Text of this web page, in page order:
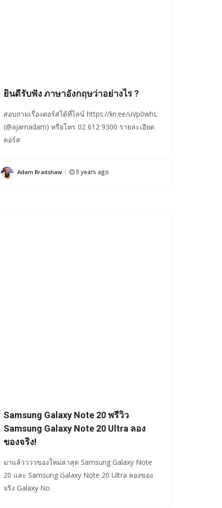
ยินดีรับฟัง ภาษาอังกฤษว่าอย่างไร ?
สอบถามเรื่องคอร์สได้ที่ไลน์ https://lin.ee/uVp0whL
(@ajarnadam) หรือโทร 02 612 9300 รายละเอียด
คอร์ส
Adam Bradshaw 5 years ago
Samsung Galaxy Note 20 พรีวิว
Samsung Galaxy Note 20 Ultra ลอง
ของจริง!
มาแล้ววววของใหม่ล่าสุด Samsung Galaxy Note
20 และ Samsung Galaxy Note 20 Ultra ลองของ
จริง Galaxy No